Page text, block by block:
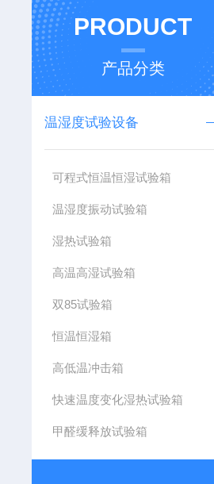
PRODUCT
产品分类
温湿度试验设备
可程式恒温恒湿试验箱
温湿度振动试验箱
湿热试验箱
高温高湿试验箱
双85试验箱
恒温恒湿箱
高低温冲击箱
快速温度变化湿热试验箱
甲醛缓释放试验箱